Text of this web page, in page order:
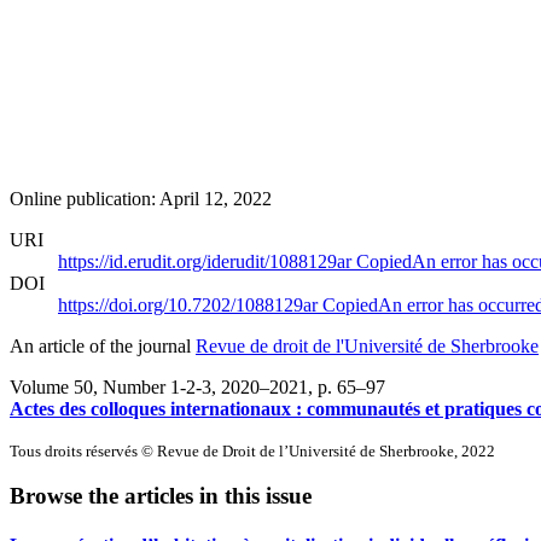
Online publication: April 12, 2022
URI
https://id.erudit.org/iderudit/1088129arCopiedAn error has
DOI
https://doi.org/10.7202/1088129arCopiedAn error has
An article of the journal Revue de droit de l'Université de Sherbrooke
Volume 50, Number 1-2-3, 2020–2021 , p. 65–97
Actes des colloques internationaux : communautés et pratiques
Tous droits réservés © Revue de Droit de l’Université de Sherbrooke, 2022
Browse the articles in this issue